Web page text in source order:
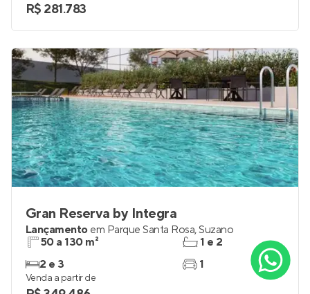
R$ 281.783
Gran Reserva by Integra
Lançamento em Parque Santa Rosa,Suzano
50 a 130 m²
2 e 3
1 e 2
1
Venda a partir de